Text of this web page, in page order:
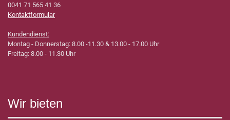
0041 71 565 41 36
Kontaktformular
Kundendienst:
Montag - Donnerstag: 8.00 -11.30 & 13.00 - 17.00 Uhr
Freitag: 8.00 - 11.30 Uhr
Wir bieten